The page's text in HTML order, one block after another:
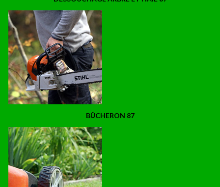
BÛCHERON 87